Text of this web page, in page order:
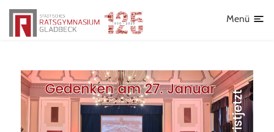
Menü
Schulleben
Aktuelles
Fahrten
Frankreichaustausch